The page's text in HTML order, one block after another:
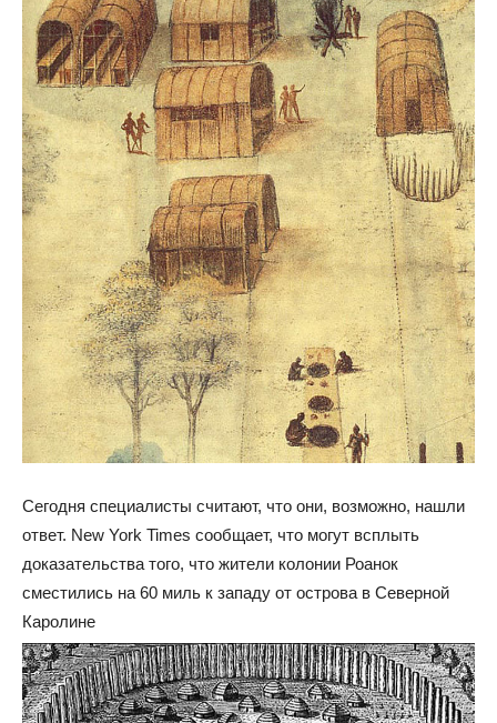
Сегодня специалисты считают, что они, возможно, нашли
ответ. New York Times сообщает, что могут всплыть
доказательства того, что жители колонии Роанок
сместились на 60 миль к западу от острова в Северной
Каролине